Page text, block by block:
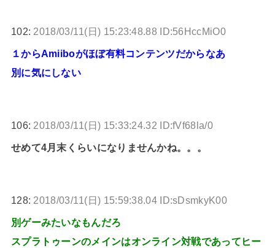
102: 2018/03/11(日) 15:23:48.88 ID:56HccMiO0
１からAmiiboがほぼ有料コンテンツだからなあ
別に気にしない
106: 2018/03/11(日) 15:33:24.32 ID:fVf68la/0
せめて4月末くらいになりませんかね。。。
128: 2018/03/11(日) 15:59:38.04 ID:sDsmkyK00
別ゲーみたいなもんだろ
スプラトゥーンのメインはオンライン対戦であってヒー